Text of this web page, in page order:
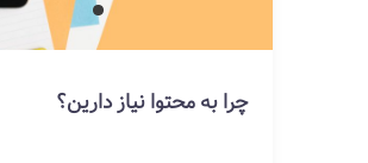
چرا به محتوا نیاز دارین؟